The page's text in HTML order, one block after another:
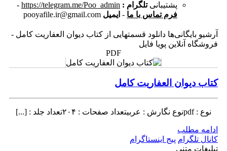
پشتیبانی تلگرام : https://telegram.me/Poo_admin
-
فرم تماس با ما - ایمیل pooyafile.ir@gmail.com
آرشیو بایگانی‌ها دانلود قسمتهایی از کتاب ديوان العفاريت كامل -
فروشگاه آنلاین پویا فایل
PDF
کتاب دیوان العفاریت کامل
نوع : pdfنوع نگارش : عربیتعداد صفحات : ۲۰۴تعداد جلد : [...]
ادامه مطلب
کانال تلگرام پیج اینستاگرام
تبلیغات متنی